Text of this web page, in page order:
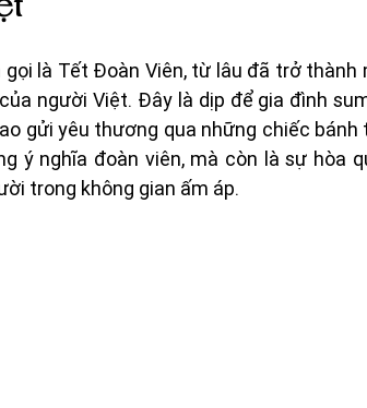
gọi là Tết Đoàn Viên, từ lâu đã trở
người Việt. Đây là dịp để gia đình
gửi yêu thương qua những chiếc
ý nghĩa đoàn viên, mà còn là sự hòa
trong không gian ấm áp.